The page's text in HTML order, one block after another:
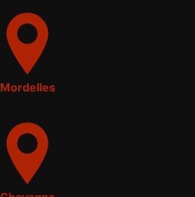
Mordelles